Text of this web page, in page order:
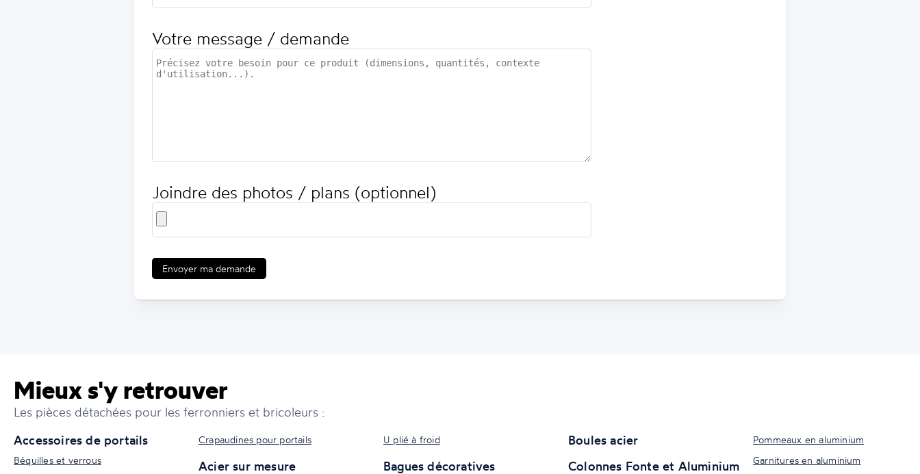
Votre message / demande
Joindre des photos / plans (optionnel)
Envoyer ma demande
Mieux s'y retrouver
Les pièces détachées pour les ferronniers et bricoleurs :
Accessoires de portails
Béquilles et verrous
Crapaudines pour portails
Acier sur mesure
U plié à froid
Bagues décoratives
Boules acier
Colonnes Fonte et Aluminium
Pommeaux en aluminium
Garnitures en aluminium